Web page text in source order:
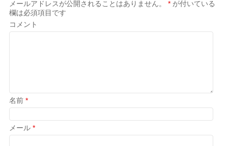
メールアドレスが公開されることはありません。 * が付いている
欄は必須項目です
コメント
名前*
メール*